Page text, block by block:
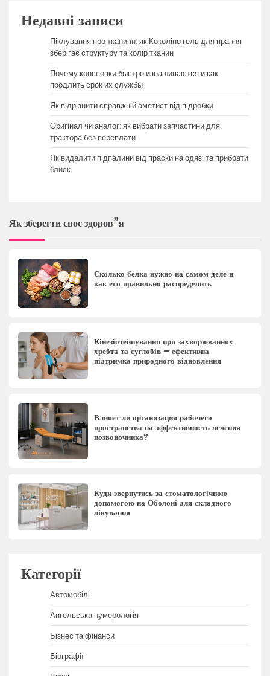
Недавні записи
Піклування про тканини: як Коколіно гель для прання
зберігає структуру та колір тканин
Почему кроссовки быстро изнашиваются и как
продлить срок их службы
Як відрізнити справжній аметист від підробки
Оригінал чи аналог: як вибрати запчастини для
трактора без переплати
Як видалити підпалини від праски на одязі та прибрати
блиск
Як зберегти своє здоров”я
Сколько белка нужно на самом деле и
как его правильно распределить
Кінезіотейпування при захворюваннях
хребта та суглобів – ефективна
підтримка природного відновлення
Влияет ли организация рабочего
пространства на эффективность лечения
позвоночника?
Куди звернутись за стоматологічною
допомогою на Оболоні для складного
лікування
Категорії
Автомобілі
Ангельська нумерологія
Бізнес та фінанси
Біографії